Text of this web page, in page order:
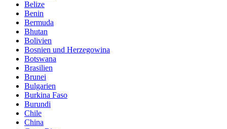
Belize
Benin
Bermuda
Bhutan
Bolivien
Bosnien und Herzegowina
Botswana
Brasilien
Brunei
Bulgarien
Burkina Faso
Burundi
Chile
China